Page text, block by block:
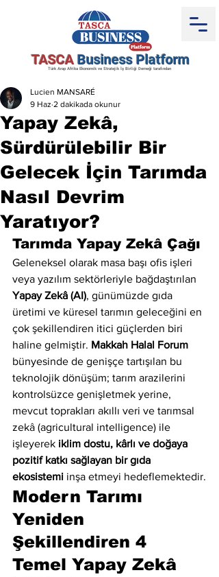
TASCA Business Platform
Türk Arap Afrika Ekonomik ve Stratejik İş Birliği Derneği tarafından
Yapay Zekâ,
Sürdürülebilir Bir
Gelecek İçin Tarımda
Nasıl Devrim
Yaratıyor?
Lucien MANSARÉ
9 Haz 2 dakikada okunur
Tarımda Yapay Zekâ Çağı
Geleneksel olarak masa başı ofis işleri
veya yazılım sektörleriyle bağdaştırılan
Yapay Zekâ (AI), günümüzde gıda
üretimi ve küresel tarımın geleceğini en
çok şekillendiren itici güçlerden biri
haline gelmiştir. Makkah Halal Forum
bünyesinde de genişçe tartışılan bu
teknolojik dönüşüm; tarım arazilerini
kontrolsüzce genişletmek yerine,
mevcut toprakları akıllı veri ve tarımsal
zekâ (agricultural intelligence) ile
işleyerek iklim dostu, kârlı ve doğaya
pozitif katkı sağlayan bir gıda
ekosistemi inşa etmeyi hedeflemektedir.
Modern Tarımı
Yeniden
Şekillendiren 4
Temel Yapay Zekâ